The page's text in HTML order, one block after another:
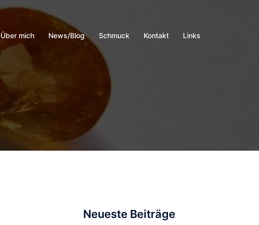
Über mich News/Blog Schmuck Kontakt Links
Neueste Beiträge